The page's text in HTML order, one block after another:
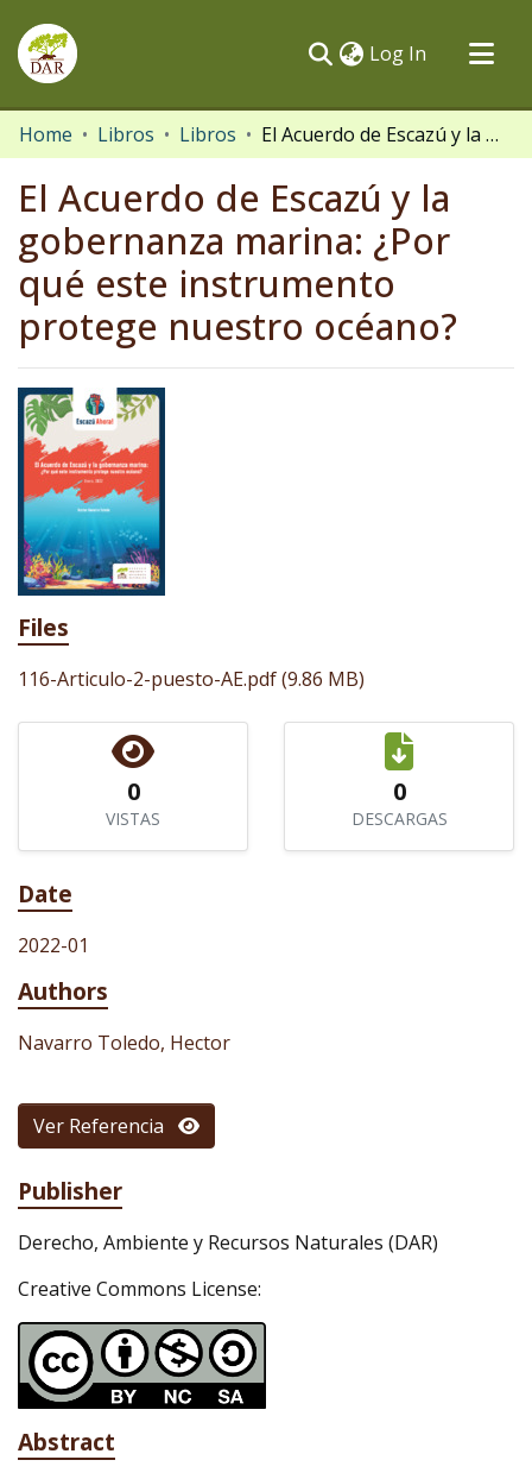
Log In (current)
Communities & Collections
All of DSpace
Statistics
Home Libros Libros El Acuerdo de Escazú y la gobernanza marina: ¿Por qué este instrumento protege nuestro océano?
El Acuerdo de Escazú y la
gobernanza marina: ¿Por
qué este instrumento
protege nuestro océano?
Files
116-Articulo-2-puesto-AE.pdf(9.86 MB)
0
VISTAS
0
DESCARGAS
Date
2022-01
Authors
Navarro Toledo, Hector
Ver Referencia
Publisher
Derecho, Ambiente y Recursos Naturales (DAR)
Creative Commons License:
Abstract